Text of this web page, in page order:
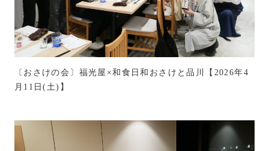
〔おさけの会〕福光屋×和食日和おさけと品川【2026年4
月11日(土)】